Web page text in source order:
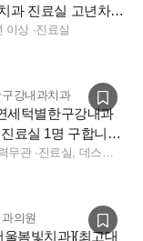
로 도와주는 분위
대상으로 한 공개채
함께하실 분을 기
과 진료실 고년차
채용
이상 ·진료실
강내과치과
세턱별한구강내과
료실 1명 구합니다.
료X
무관· 진료실, 데스크, 보험청구, 상담, 진료팀장
의원
울봄빛치과]{최고대